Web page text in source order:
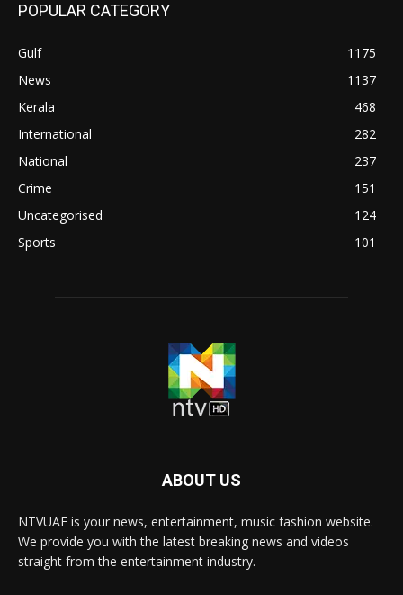
POPULAR CATEGORY
Gulf
1175
News
1137
Kerala
468
International
282
National
237
Crime
151
Uncategorised
124
Sports
101
ABOUT US
NTVUAE is your news, entertainment, music fashion website.
We provide you with the latest breaking news and videos
straight from the entertainment industry.